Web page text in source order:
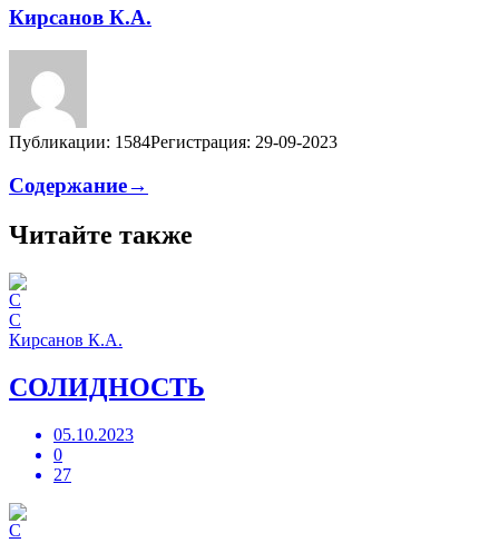
Кирсанов К.А.
Публикации: 1584Регистрация: 29-09-2023
Содержание→
Читайте также
С
Кирсанов К.А.
СОЛИДНОСТЬ
05.10.2023
0
27